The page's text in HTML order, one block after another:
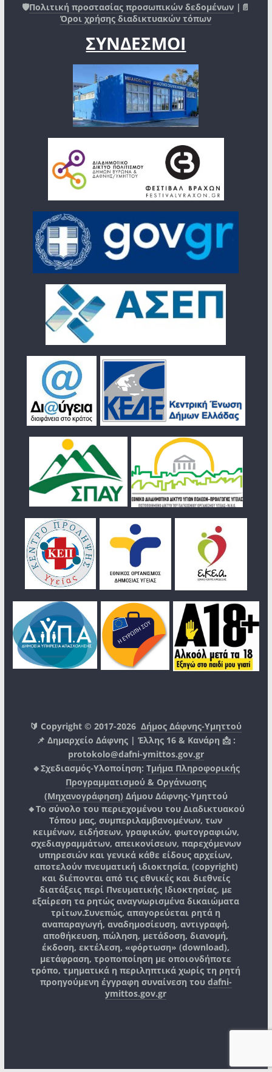
🛡️Πολιτική προστασίας προσωπικών δεδομένων |📄
Όροι χρήσης διαδικτυακών τόπων
ΣΥΝΔΕΣΜΟΙ
🔰 Copyright © 2017-2026Δήμος Δάφνης-Υμηττού
📌 Δημαρχείο Δάφνης | Έλλης 16 & Κανάρη 📩 :
protokolo@dafni-ymittos.gov.gr
🔹Σχεδιασμός-Υλοποίηση: Τμήμα Πληροφορικής
Προγραμματισμού & Οργάνωσης
(Μηχανογράφηση) Δήμου Δάφνης-Υμηττού
🔸Το σύνολο του περιεχομένου του Διαδικτυακού
Τόπου μας, συμπεριλαμβανομένων, των
κειμένων, ειδήσεων, γραφικών, φωτογραφιών,
σχεδιαγραμμάτων, απεικονίσεων, παρεχόμενων
υπηρεσιών και γενικά κάθε είδους αρχείων,
αποτελούν πνευματική ιδιοκτησία, (copyright)
και διέπονται από τις εθνικές και διεθνείς
διατάξεις περί Πνευματικής Ιδιοκτησίας, με
εξαίρεση τα ρητώς αναγνωρισμένα δικαιώματα
τρίτων.Συνεπώς, απαγορεύεται ρητά η
αναπαραγωγή, αναδημοσίευση, αντιγραφή,
αποθήκευση, πώληση, μετάδοση, διανομή,
έκδοση, εκτέλεση, «φόρτωση» (download),
μετάφραση, τροποποίηση με οποιονδήποτε
τρόπο, τμηματικά η περιληπτικά χωρίς τη ρητή
προηγούμενη έγγραφη συναίνεση του dafni-
ymittos.gov.gr